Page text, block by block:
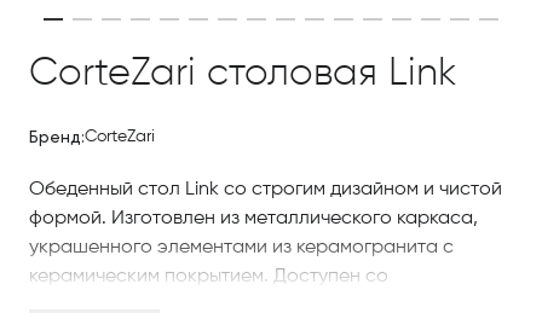
CorteZari столовая Link
Бренд:CorteZari
Обеденный стол Link со строгим дизайном и чистой
формой. Изготовлен из металлического каркаса,
украшенного элементами из керамогранита с
керамическим покрытием. Доступен со